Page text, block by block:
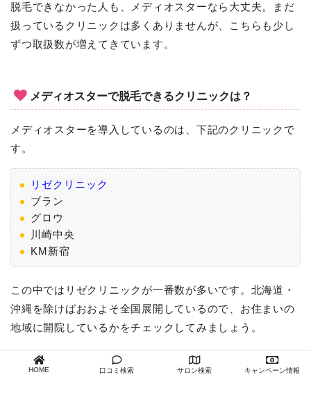
脱毛できなかった人も、メディオスターなら大丈夫。まだ
扱っているクリニックは多くありませんが、こちらも少し
ずつ取扱数が増えてきています。
メディオスターで脱毛できるクリニックは？
メディオスターを導入しているのは、下記のクリニックで
す。
リゼクリニック
ブラン
グロウ
川崎中央
KM新宿
この中ではリゼクリニックが一番数が多いです。北海道・
沖縄を除けばおおよそ全国展開しているので、お住まいの
地域に開院しているかをチェックしてみましょう。
↓あなたの最寄のリゼクリニックを検索できます！
HOME 口コミ検索 サロン検索 キャンペーン情報